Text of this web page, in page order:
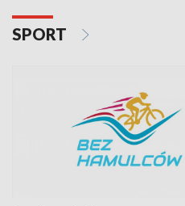
SPORT